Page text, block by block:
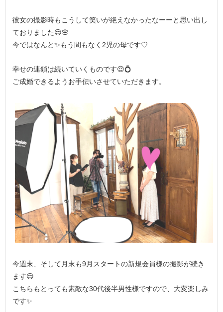
彼女の撮影時もこうして笑いが絶えなかったなーーと思い出し
ておりました😌🌸
今ではなんと✨もう間もなく2児の母です♡
幸せの連鎖は続いていくものです😌💍
ご成婚できるようお手伝いさせていただきます。
今週末、そして月末も9月スタートの新規会員様の撮影が続き
ます😌
こちらもとっても素敵な30代後半男性様ですので、大変楽しみ
です✨